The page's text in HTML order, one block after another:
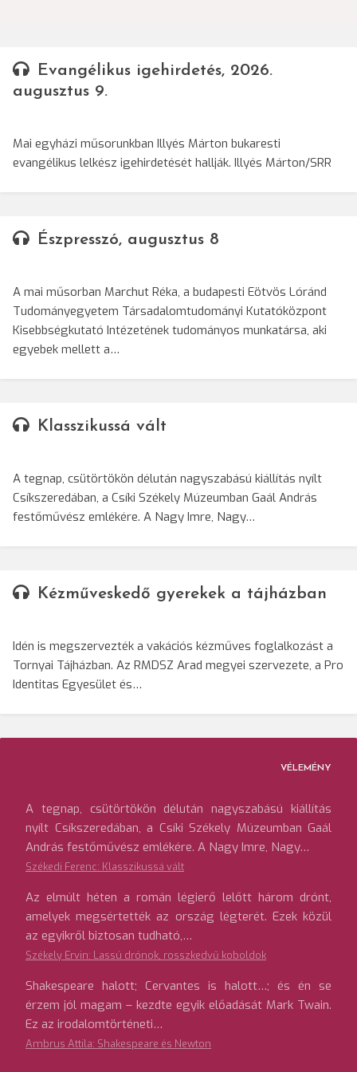
Evangélikus igehirdetés, 2026.
augusztus 9.
Mai egyházi műsorunkban Illyés Márton bukaresti
evangélikus lelkész igehirdetését hallják. Illyés Márton/SRR
Észpresszó, augusztus 8
A mai műsorban Marchut Réka, a budapesti Eötvös Lóránd
Tudományegyetem Társadalomtudományi Kutatóközpont
Kisebbségkutató Intézetének tudományos munkatársa, aki
egyebek mellett a…
Klasszikussá vált
A tegnap, csütörtökön délután nagyszabású kiállítás nyílt
Csíkszeredában, a Csíki Székely Múzeumban Gaál András
festőművész emlékére. A Nagy Imre, Nagy…
Kézműveskedő gyerekek a tájházban
Idén is megszervezték a vakációs kézműves foglalkozást a
Tornyai Tájházban. Az RMDSZ Arad megyei szervezete, a Pro
Identitas Egyesület és…
VÉLEMÉNY
A tegnap, csütörtökön délután nagyszabású kiállítás
nyílt Csíkszeredában, a Csíki Székely Múzeumban Gaál
András festőművész emlékére. A Nagy Imre, Nagy…
Székedi Ferenc: Klasszikussá vált
Az elmúlt héten a román légierő lelőtt három drónt,
amelyek megsértették az ország légterét. Ezek közül
az egyikről biztosan tudható,…
Székely Ervin: Lassú drónok, rosszkedvű koboldok
Shakespeare halott; Cervantes is halott…; és én se
érzem jól magam – kezdte egyik előadását Mark Twain.
Ez az irodalomtörténeti…
Ambrus Attila: Shakespeare és Newton